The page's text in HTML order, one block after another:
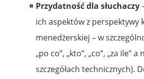
Przydatność dla słuchaczy
ich aspektów z perspektywy
menedżerskiej – w
„po co”, „kto”, „co”, „za ile” a
szczegółach technicznych).